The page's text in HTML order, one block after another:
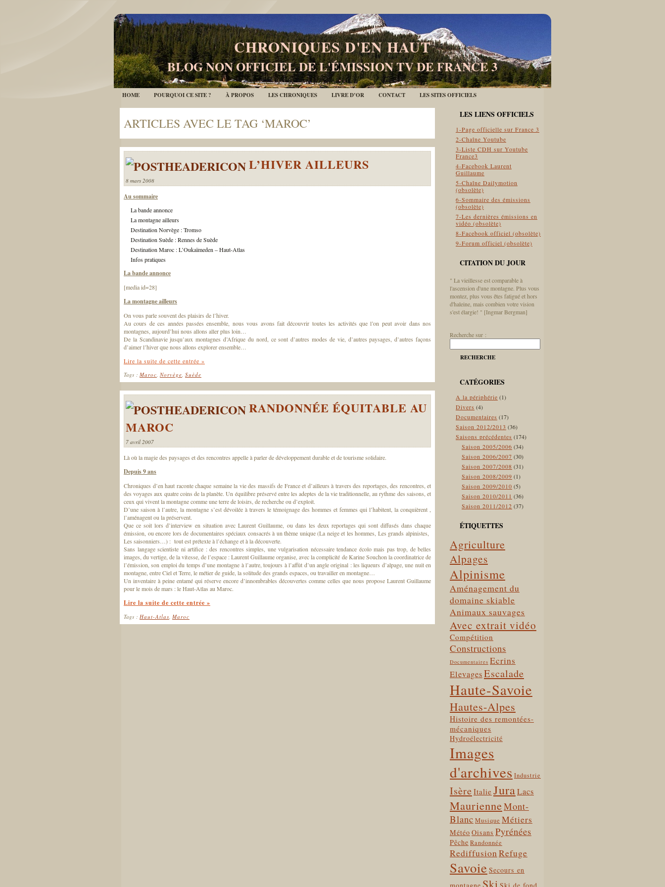
CHRONIQUES D'EN HAUT
BLOG NON OFFICIEL DE L'ÉMISSION TV DE FRANCE 3
HOME POURQUOI CE SITE ? À PROPOS LES CHRONIQUES LIVRE D’OR CONTACT LES SITES OFFICIELS
ARTICLES AVEC LE TAG ‘MAROC’
L’HIVER AILLEURS
8 mars 2008
Au sommaire
La bande annonce
La montagne ailleurs
Destination Norvège : Tromso
Destination Suède : Rennes de Suède
Destination Maroc : L’Oukaïmeden – Haut-Atlas
Infos pratiques
La bande annonce
[media id=28]
La montagne ailleurs
On vous parle souvent des plaisirs de l’hiver.
Au cours de ces années passées ensemble, nous vous avons fait découvrir toutes les activités que l’on peut avoir dans nos
montagnes, aujourd’hui nous allons aller plus loin…
De la Scandinavie jusqu’aux montagnes d’Afrique du nord, ce sont d’autres modes de vie, d’autres paysages, d’autres façons
d’aimer l’hiver que nous allons explorer ensemble…
Lire la suite de cette entrée »
Tags : Maroc, Norvège, Suède
RANDONNÉE ÉQUITABLE AU
MAROC
7 avril 2007
Là où la magie des paysages et des rencontres appelle à parler de développement durable et de tourisme solidaire.
Depuis 9 ans
Chroniques d’en haut raconte chaque semaine la vie des massifs de France et d’ailleurs à travers des reportages, des rencontres, et
des voyages aux quatre coins de la planète. Un équilibre préservé entre les adeptes de la vie traditionnelle, au rythme des saisons, et
ceux qui vivent la montagne comme une terre de loisirs, de recherche ou d’exploit.
D’une saison à l’autre, la montagne s’est dévoilée à travers le témoignage des hommes et femmes qui l’habitent, la conquièrent ,
l’aménagent ou la préservent.
Que ce soit lors d’interview en situation avec Laurent Guillaume, ou dans les deux reportages qui sont diffusés dans chaque
émission, ou encore lors de documentaires spéciaux consacrés à un thème unique (La neige et les hommes, Les grands alpinistes,
Les saisonniers…) : tout est prétexte à l’échange et à la découverte.
Sans langage scientiste ni artifice : des rencontres simples, une vulgarisation nécessaire tendance écolo mais pas trop, de belles
images, du vertige, de la vitesse, de l’espace : Laurent Guillaume organise, avec la complicité de Karine Souchon la coordinatrice de
l’émission, son emploi du temps d’une montagne à l’autre, toujours à l’affût d’un angle original : les liqueurs d’alpage, une nuit en
montagne, entre Ciel et Terre, le métier de guide, la solitude des grands espaces, ou travailler en montagne…
Un inventaire à peine entamé qui réserve encore d’innombrables découvertes comme celles que nous propose Laurent Guillaume
pour le mois de mars : le Haut-Atlas au Maroc.
Lire la suite de cette entrée »
Tags : Haut-Atlas Maroc
LES LIENS OFFICIELS
1-Page officielle sur France 3
2-Chaîne Youtube
3-Liste CDH sur Youtube
France3
4-Facebook Laurent
Guillaume
5-Chaîne Dailymotion
(obsolète)
6-Sommaire des émissions
(obsolète)
7-Les dernières émissions en
vidéo (obsolète)
8-Facebook officiel (obsolète)
9-Forum officiel (obsolète)
CITATION DU JOUR
" La vieillesse est comparable à
l'ascension d'une montagne. Plus vous
montez, plus vous êtes fatigué et hors
d'haleine, mais combien votre vision
s'est élargie! " [Ingmar Bergman]
Recherche sur :
RECHERCHE
CATÉGORIES
A la périphérie (1)
Divers (4)
Documentaires (17)
Saison 2012/2013 (36)
Saisons précédentes (174)
Saison 2005/2006 (34)
Saison 2006/2007 (30)
Saison 2007/2008 (31)
Saison 2008/2009 (1)
Saison 2009/2010 (5)
Saison 2010/2011 (36)
Saison 2011/2012 (37)
ÉTIQUETTES
Agriculture
Alpages
Alpinisme
Aménagement du
domaine skiable
Animaux sauvages
Avec extrait vidéo
Compétition
Constructions
Documentaires Ecrins
ElevagesEscalade
Haute-Savoie
Hautes-Alpes
Histoire des remontées-
mécaniques
Hydroélectricité
Images
d'archives Industrie
Isère Italie JuraLacs
MaurienneMont-
Blanc Musique Métiers
Météo Oisans Pyrénées
Pêche Randonnée
RediffusionRefuge
Savoie Secours en
Ski